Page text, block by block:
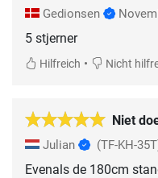
Gedionsen
5 stjerner
Hilfreich • Nicht
Niet
Julian (TF-KH-
Evenals de 180cm